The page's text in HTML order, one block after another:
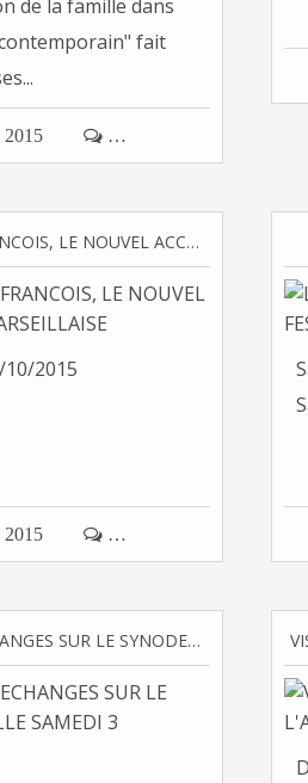
de la famille dans
fait
2015  …
LA MAISON SAINT FRANCOIS, LE NOUVEL ACCUEIL DANS LA MARSEILLAISE
2015
2015  …
TEMOIGNAGES ET ECHANGES SUR LE SYNODE DE LA FAMILLE SAMEDI 3 OCTOBRE